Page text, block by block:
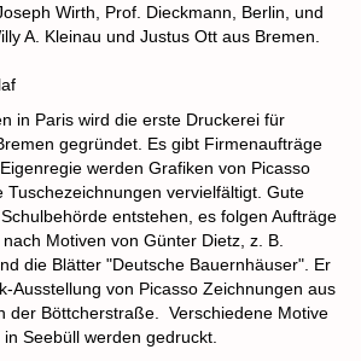
Wirth, Prof. Dieckmann, Berlin, und
A. Kleinau und Justus Ott aus Bremen.
in Paris wird die erste Druckerei für
gegründet. Es gibt Firmenaufträge
werden Grafiken von Picasso
Tuschezeichnungen vervielfältigt. Gute
entstehen, es folgen Aufträge
Motiven von Günter Dietz, z. B.
die Blätter "Deutsche Bauernhäuser". Er
Ausstellung von Picasso Zeichnungen aus
der Böttcherstraße. Verschiedene Motive
Seebüll werden gedruckt.